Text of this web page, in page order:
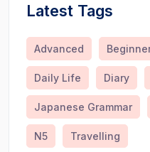
Latest Tags
Advanced
Daily Life Diary
Japanese Grammar
N5 Travelling